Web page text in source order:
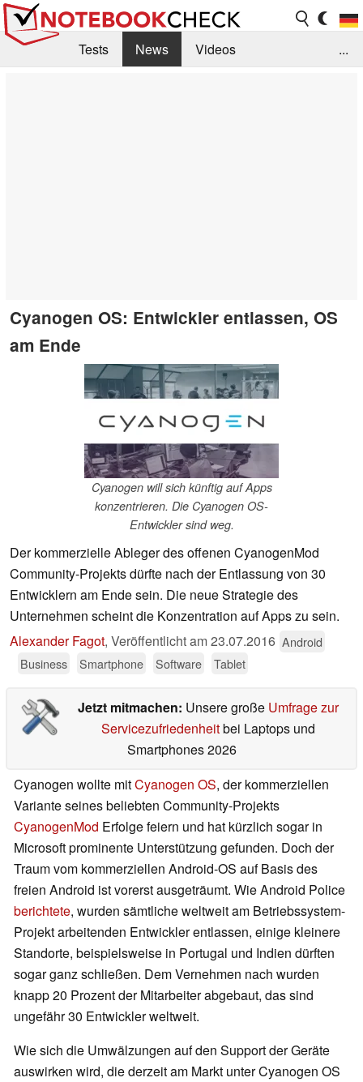
Tests News
Videos
...
Cyanogen OS: Entwickler entlassen, OS
am Ende
Cyanogen will sich künftig auf Apps
konzentrieren. Die Cyanogen OS-
Entwickler sind weg.
Der kommerzielle Ableger des offenen CyanogenMod
Community-Projekts dürfte nach der Entlassung von 30
Entwicklern am Ende sein. Die neue Strategie des
Unternehmen scheint die Konzentration auf Apps zu sein.
Alexander Fagot, Veröffentlicht am23.07.2016 Android
Business
Smartphone Software Tablet
Jetzt mitmachen: Unsere große Umfrage zur
Servicezufriedenheitbei Laptops und
Smartphones 2026
Cyanogen wollte mitCyanogen OS, der kommerziellen
Variante seines beliebten Community-Projekts
CyanogenMod Erfolge feiern und hat kürzlich sogar in
Microsoft prominente Unterstützung gefunden. Doch der
Traum vom kommerziellen Android-OS auf Basis des
freien Android ist vorerst ausgeträumt. Wie Android Police
berichtete, wurden sämtliche weltweit am Betriebssystem-
Projekt arbeitenden Entwickler entlassen, einige kleinere
Standorte, beispielsweise in Portugal und Indien dürften
sogar ganz schließen. Dem Vernehmen nach wurden
knapp 20 Prozent der Mitarbeiter abgebaut, das sind
ungefähr 30 Entwickler weltweit.
Wie sich die Umwälzungen auf den Support der Geräte
auswirken wird, die derzeit am Markt unter Cyanogen OS